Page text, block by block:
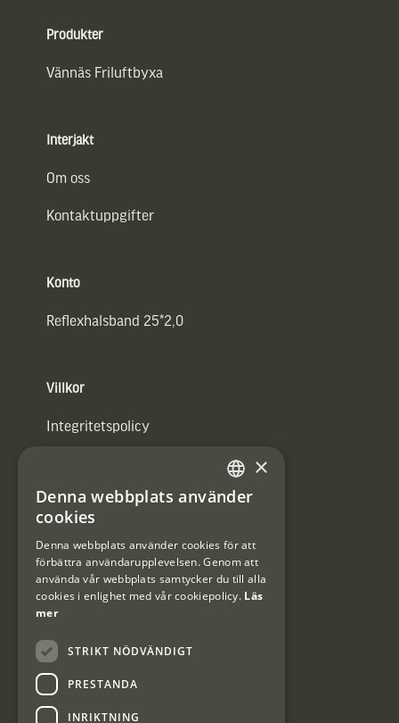
Produkter
Vännäs Friluftbyxa
Interjakt
Om oss
Kontaktuppgifter
Konto
Reflexhalsband 25*2,0
Villkor
Integritetspolicy
#Interjaktfamily
Kundklubb
Information om kundklubben.
SWEDISH
×
Denna webbplats använder
cookies
Denna webbplats använder cookies för att
förbättra användarupplevelsen. Genom att
använda vår webbplats samtycker du till alla
cookies i enlighet med vår cookiepolicy. Läs
mer
STRIKT NÖDVÄNDIGT
PRESTANDA
INRIKTNING